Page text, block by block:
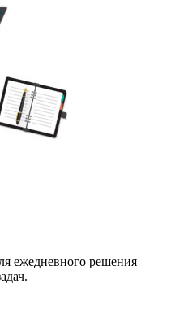
ежедневного решения